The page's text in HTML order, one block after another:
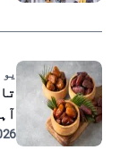
07. 21